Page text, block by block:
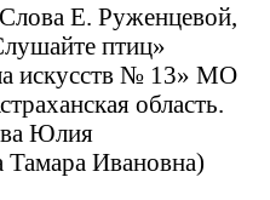
Е. Руженцевой,
птиц»
искусств № 13» МО
область.
Юлия
Тамара Ивановна)